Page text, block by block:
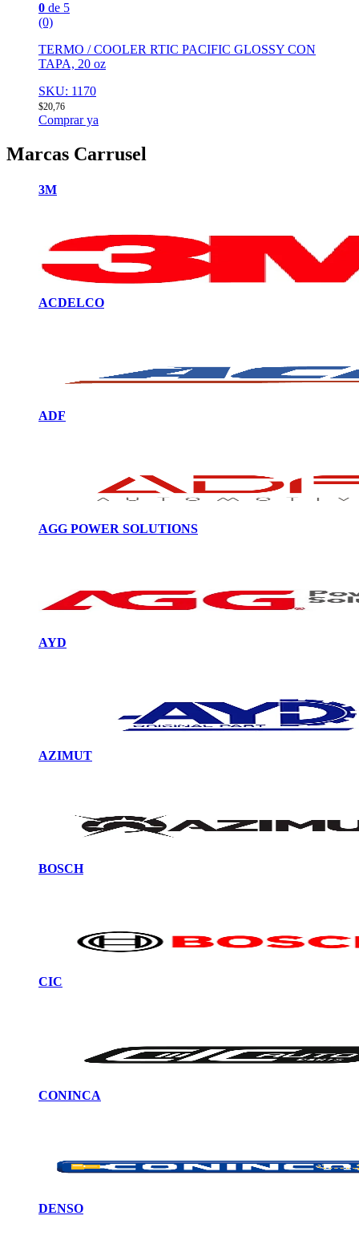
0 de 5
(0)
TERMO / COOLER RTIC PACIFIC GLOSSY CON
TAPA, 20 oz
SKU: 1170
$20,76
Comprar ya
Marcas Carrusel
3M
ACDELCO
ADF
AGG POWER SOLUTIONS
AYD
AZIMUT
BOSCH
CIC
CONINCA
DENSO